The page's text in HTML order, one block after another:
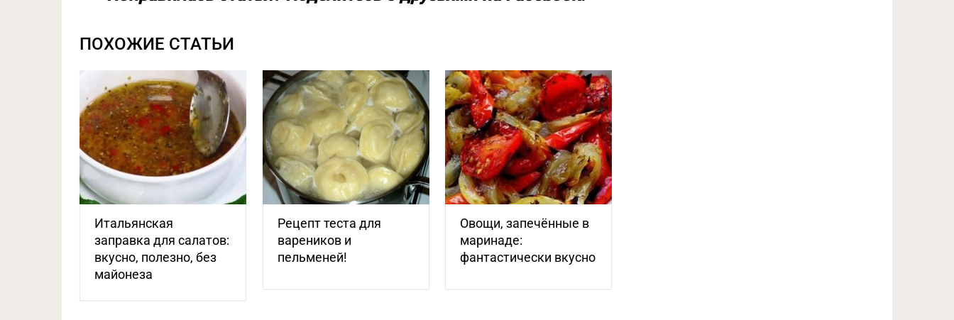
ПОХОЖИЕ СТАТЬИ
Итальянская
заправка для салатов:
вкусно, полезно, без
майонеза
Рецепт теста для
вареников и
пельменей!
Овощи, запечённые в
маринаде:
фантастически вкусно